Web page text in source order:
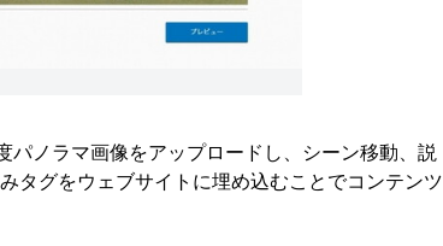
ノラマ画像をアップロードし、シーン移動、説
タグをウェブサイトに埋め込むことでコンテンツ